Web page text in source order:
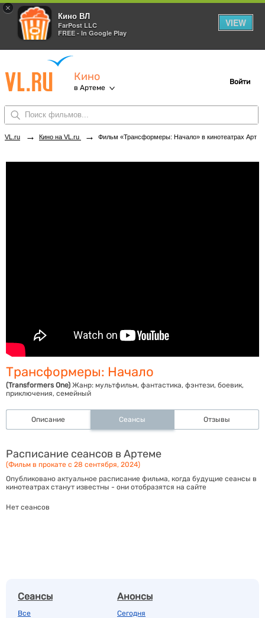
×
Кино ВЛ
FarPost LLC
FREE - In Google Play
VIEW
Кино
в Артеме
Войти
VL.ru → Кино на VL.ru → Фильм «Трансформеры: Начало» в кинотеатрах Артема. Купить билеты!
Трансформеры: Начало
(Transformers One) Жанр: мультфильм, фантастика, фэнтези, боевик,
приключения, семейный
Описание Сеансы Отзывы
Расписание сеансов в Артеме
(Фильм в прокате с 28 сентября, 2024)
Опубликовано актуальное расписание фильма, когда будущие сеансы в
кинотеатрах станут известны - они отобразятся на сайте
Нет сеансов
Сеансы
Все
Анонсы
Сегодня